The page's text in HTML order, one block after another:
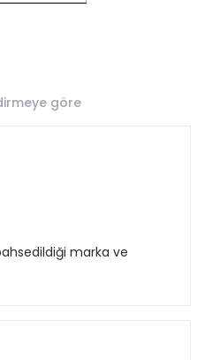
göre
marka ve